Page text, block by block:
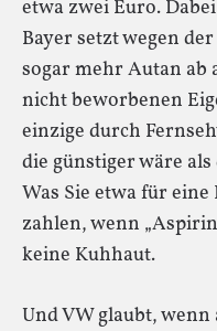
etwa zwei Euro.
Bayer setzt wegen
sogar mehr Autan ab
nicht beworbenen
einzige durch
die günstiger wäre
Was Sie etwa für
zahlen, wenn
keine Kuhhaut.
Und VW glaubt,